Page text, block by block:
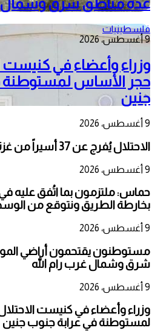
عدة مناطق شرق وشمال
فلسطينيات
9 أغسطس، 2026
وزراء وأعضاء في كنيست
حجر الأساس لمستوطنة
جنين
9 أغسطس، 2026
الاحتلال يُفرج عن 37 أسيراً من غزة
9 أغسطس، 2026
حماس: ملتزمون بما اتُفق عليه
بخارطة الطريق ونتوقع من
9 أغسطس، 2026
مستوطنون يقتحمون أراضي
شرق وشمال غرب رام الله
9 أغسطس، 2026
وزراء وأعضاء في كنيست
لمستوطنة في عرابة جنوب جنين